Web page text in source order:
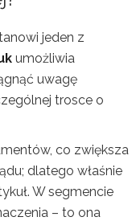
jeden z
umożliwia
uwagę
trosce o
co zwiększa
dlatego właśnie
W segmencie
– to ona